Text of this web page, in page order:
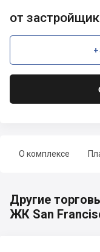
О комплексе
от
Другие
ЖК San